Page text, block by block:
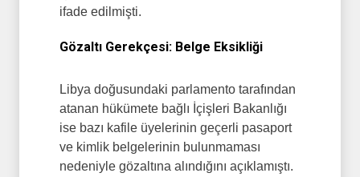
ifade edilmişti.
Gözaltı Gerekçesi: Belge Eksikliği
Libya doğusundaki parlamento tarafından
atanan hükümete bağlı İçişleri Bakanlığı
ise bazı kafile üyelerinin geçerli pasaport
ve kimlik belgelerinin bulunmaması
nedeniyle gözaltına alındığını açıklamıştı.